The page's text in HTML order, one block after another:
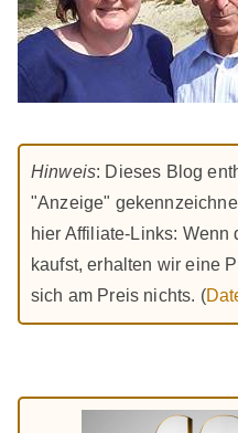
Hinweis: Dieses Blog
"Anzeige"
hier Affiliate-Links: Wenn
kaufst, erhalten wir eine
sich am Preis nichts. (